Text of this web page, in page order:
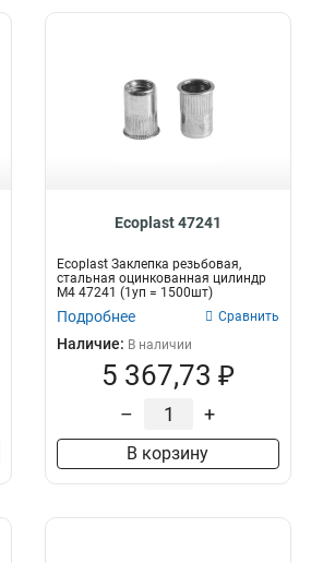
Ecoplast 47241
Ecoplast Заклепка резьбовая,
стальная оцинкованная цилиндр
М4 47241 (1уп = 1500шт)
Подробнее Сравнить
Наличие: В наличии
5 367,73 ₽
– +
В корзину